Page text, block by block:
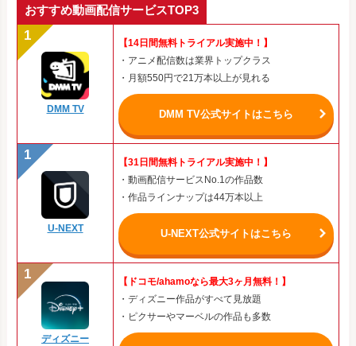
おすすめ動画配信サービスTOP3
DMM TV
【14日間無料トライアル実施中！】
・アニメ配信数は業界トップクラス
・月額550円で21万本以上が見れる
DMM TV公式サイトはこちら
U-NEXT
【31日間無料トライアル実施中！】
・動画配信サービスNo.1の作品数
・作品ラインナップは44万本以上
U-NEXT公式サイトはこちら
ディズニー
【ドコモ/ahamoなら最大3ヶ月無料！】
・ディズニー作品がすべて見放題
・ピクサーやマーベルの作品も多数